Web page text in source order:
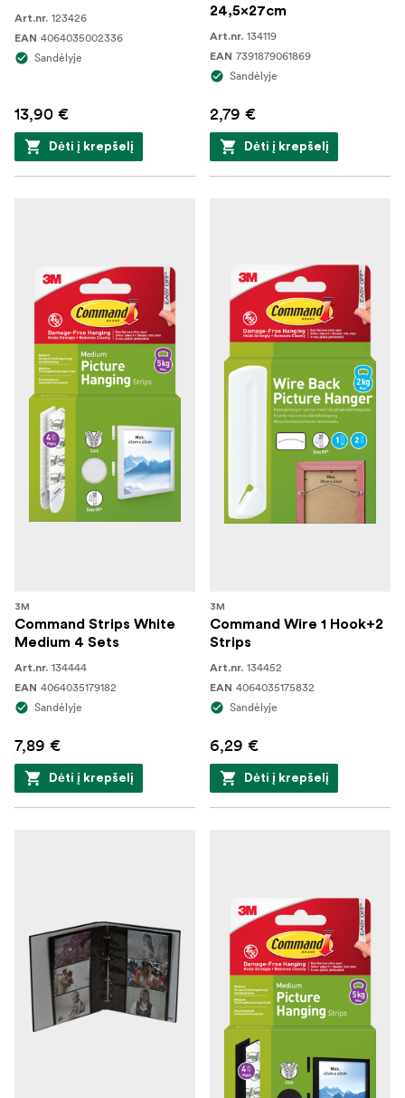
Art.nr. 123426
EAN 4064035002336
Sandėlyje
13,90 €
Dėti į krepšelį
24,5x27cm
Art.nr. 134119
EAN 7391879061869
Sandėlyje
2,79 €
Dėti į krepšelį
3M
Command Strips White
Medium 4 Sets
Art.nr. 134444
EAN 4064035179182
Sandėlyje
7,89 €
Dėti į krepšelį
3M
Command Wire 1 Hook+2
Strips
Art.nr. 134452
EAN 4064035175832
Sandėlyje
6,29 €
Dėti į krepšelį